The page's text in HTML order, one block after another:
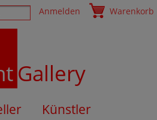
Anmelden Warenkorb
Gallery
Künstler